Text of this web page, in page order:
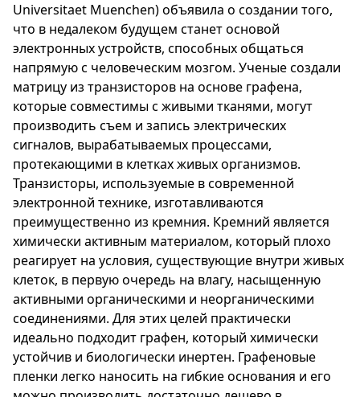
Universitaet Muenchen) объявила о создании того,
что в недалеком будущем станет основой
электронных устройств, способных общаться
напрямую с человеческим мозгом. Ученые создали
матрицу из транзисторов на основе графена,
которые совместимы с живыми тканями, могут
производить съем и запись электрических
сигналов, вырабатываемых процессами,
протекающими в клетках живых организмов.
Транзисторы, используемые в современной
электронной технике, изготавливаются
преимущественно из кремния. Кремний является
химически активным материалом, который плохо
реагирует на условия, существующие внутри живых
клеток, в первую очередь на влагу, насыщенную
активными органическими и неорганическими
соединениями. Для этих целей практически
идеально подходит графен, который химически
устойчив и биологически инертен. Графеновые
пленки легко наносить на гибкие основания и его